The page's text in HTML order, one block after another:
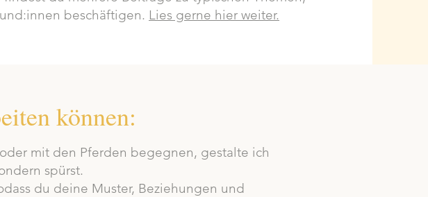
beschäftigen. Lies gerne hier weiter.
können:
mit den Pferden begegnen, gestalte ich
spürst.
du deine Muster, Beziehungen und